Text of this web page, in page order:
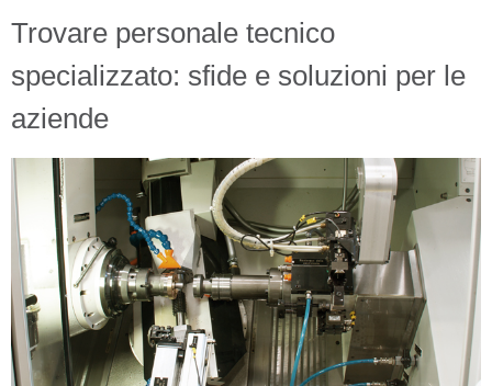
Trovare personale tecnico
specializzato: sfide e soluzioni per le
aziende